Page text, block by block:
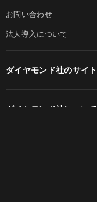
お問い合わせ
法人導入について
ダイヤモンド社のサイト
ダイヤモンド社について